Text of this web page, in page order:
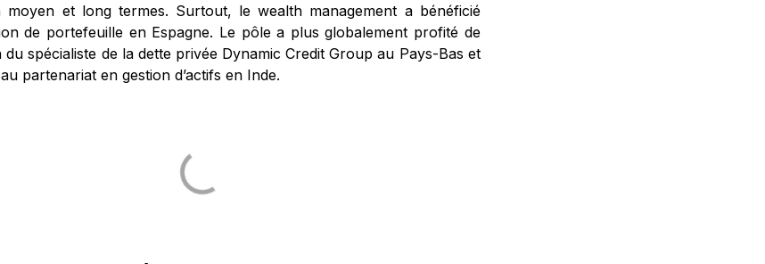
moyen et long termes. Surtout, le wealth management a bénéficié
de portefeuille en Espagne. Le pôle a plus globalement profité de
du spécialiste de la dette privée Dynamic Credit Group au Pays-Bas et
partenariat en gestion d’actifs en Inde.